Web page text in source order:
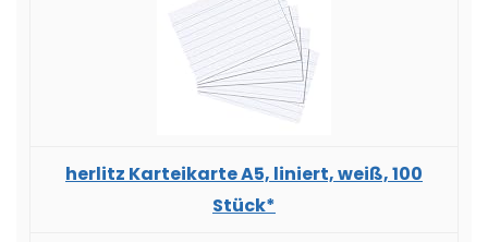
herlitz Karteikarte A5, liniert, weiß, 100
Stück*